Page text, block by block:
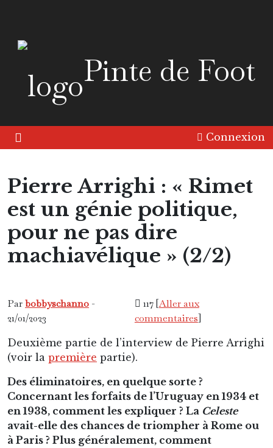
Pinte de Foot
Connexion
Pierre Arrighi : « Rimet
est un génie politique,
pour ne pas dire
machiavélique » (2/2)
Amérique Europe Histoire Interview
Parbobbyschanno -
21/01/2023
117 [Aller aux
commentaires]
Deuxième partie de l’interview de Pierre Arrighi
(voir la première partie).
Des éliminatoires, en quelque sorte ?
Concernant les forfaits de l’Uruguay en 1934 et
en 1938, comment les expliquer ? La Celeste
avait-elle des chances de triompher à Rome ou
à Paris ? Plus généralement, comment